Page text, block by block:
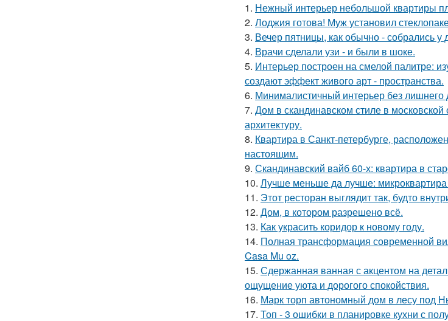
1. Нежный интерьер небольшой квартиры
2. Лоджия готова! Муж установил
3. Вечер пятницы, как обычно - собрались у
4. Врачи сделали узи - и были в шоке.
5. Интерьер построен на смелой палитре:
создают эффект живого арт - пространства.
6. Минималистичный интерьер без лишнего
7. Дом в скандинавском стиле в
архитектуру.
8. Квартира в Санкт-петербурге,
настоящим.
9. Скандинавский вайб 60-х: квартира в
10. Лучше меньше да лучше:
11. Этот ресторан выглядит так, будто
12. Дом, в котором разрешено всё.
13. Как украсить коридор к новому году.
14. Полная трансформация современной
Casa Mu oz.
15. Сдержанная ванная с акцентом на
ощущение уюта и дорогого спокойствия.
16. Марк торп автономный дом в лесу под
17. Топ - 3 ошибки в планировке кухни с